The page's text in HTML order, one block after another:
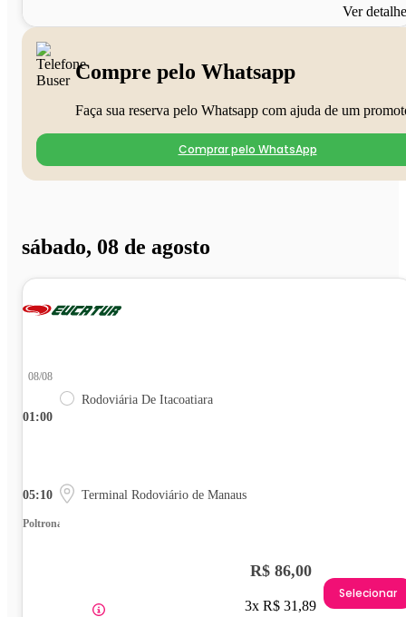
Ver
Compre pelo Whatsapp
Faça sua reserva pelo Whatsapp com ajuda de um
Comprar pelo WhatsApp
sábado, 08 de agosto
01:00
08/08
Rodoviária De Itacoatiara
05:10 Terminal Rodoviário de Manaus
Poltrona
R$ 86,00
3x R$ 31,89
Selecionar